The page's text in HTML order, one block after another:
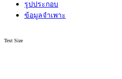
รูปประกอบ
ข้อมูลจำเพาะ
Text Size